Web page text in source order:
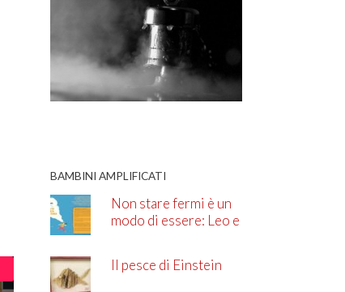
BAMBINI AMPLIFICATI
Non stare fermi è un
modo di essere: Leo e
Il pesce di Einstein